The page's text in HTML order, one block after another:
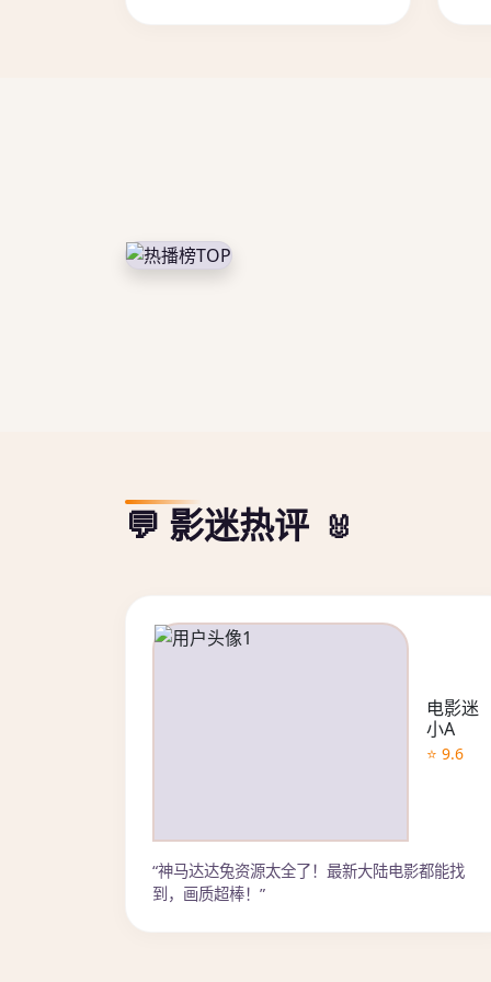
💬 影迷热评
电影迷
小A
⭐ 9.6
“神马达达兔资源太全了！最新大陆电影都能找
到，画质超棒！”